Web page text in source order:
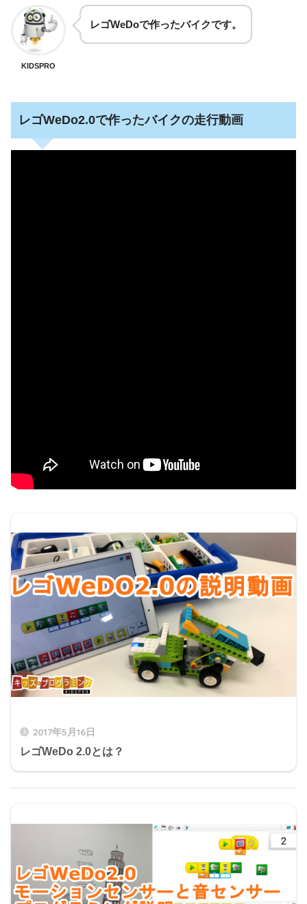
KIDSPRO
レゴWeDoで作ったバイクです。
レゴWeDo2.0で作ったバイクの走行動画
2017年5月16日
レゴWeDo 2.0とは？